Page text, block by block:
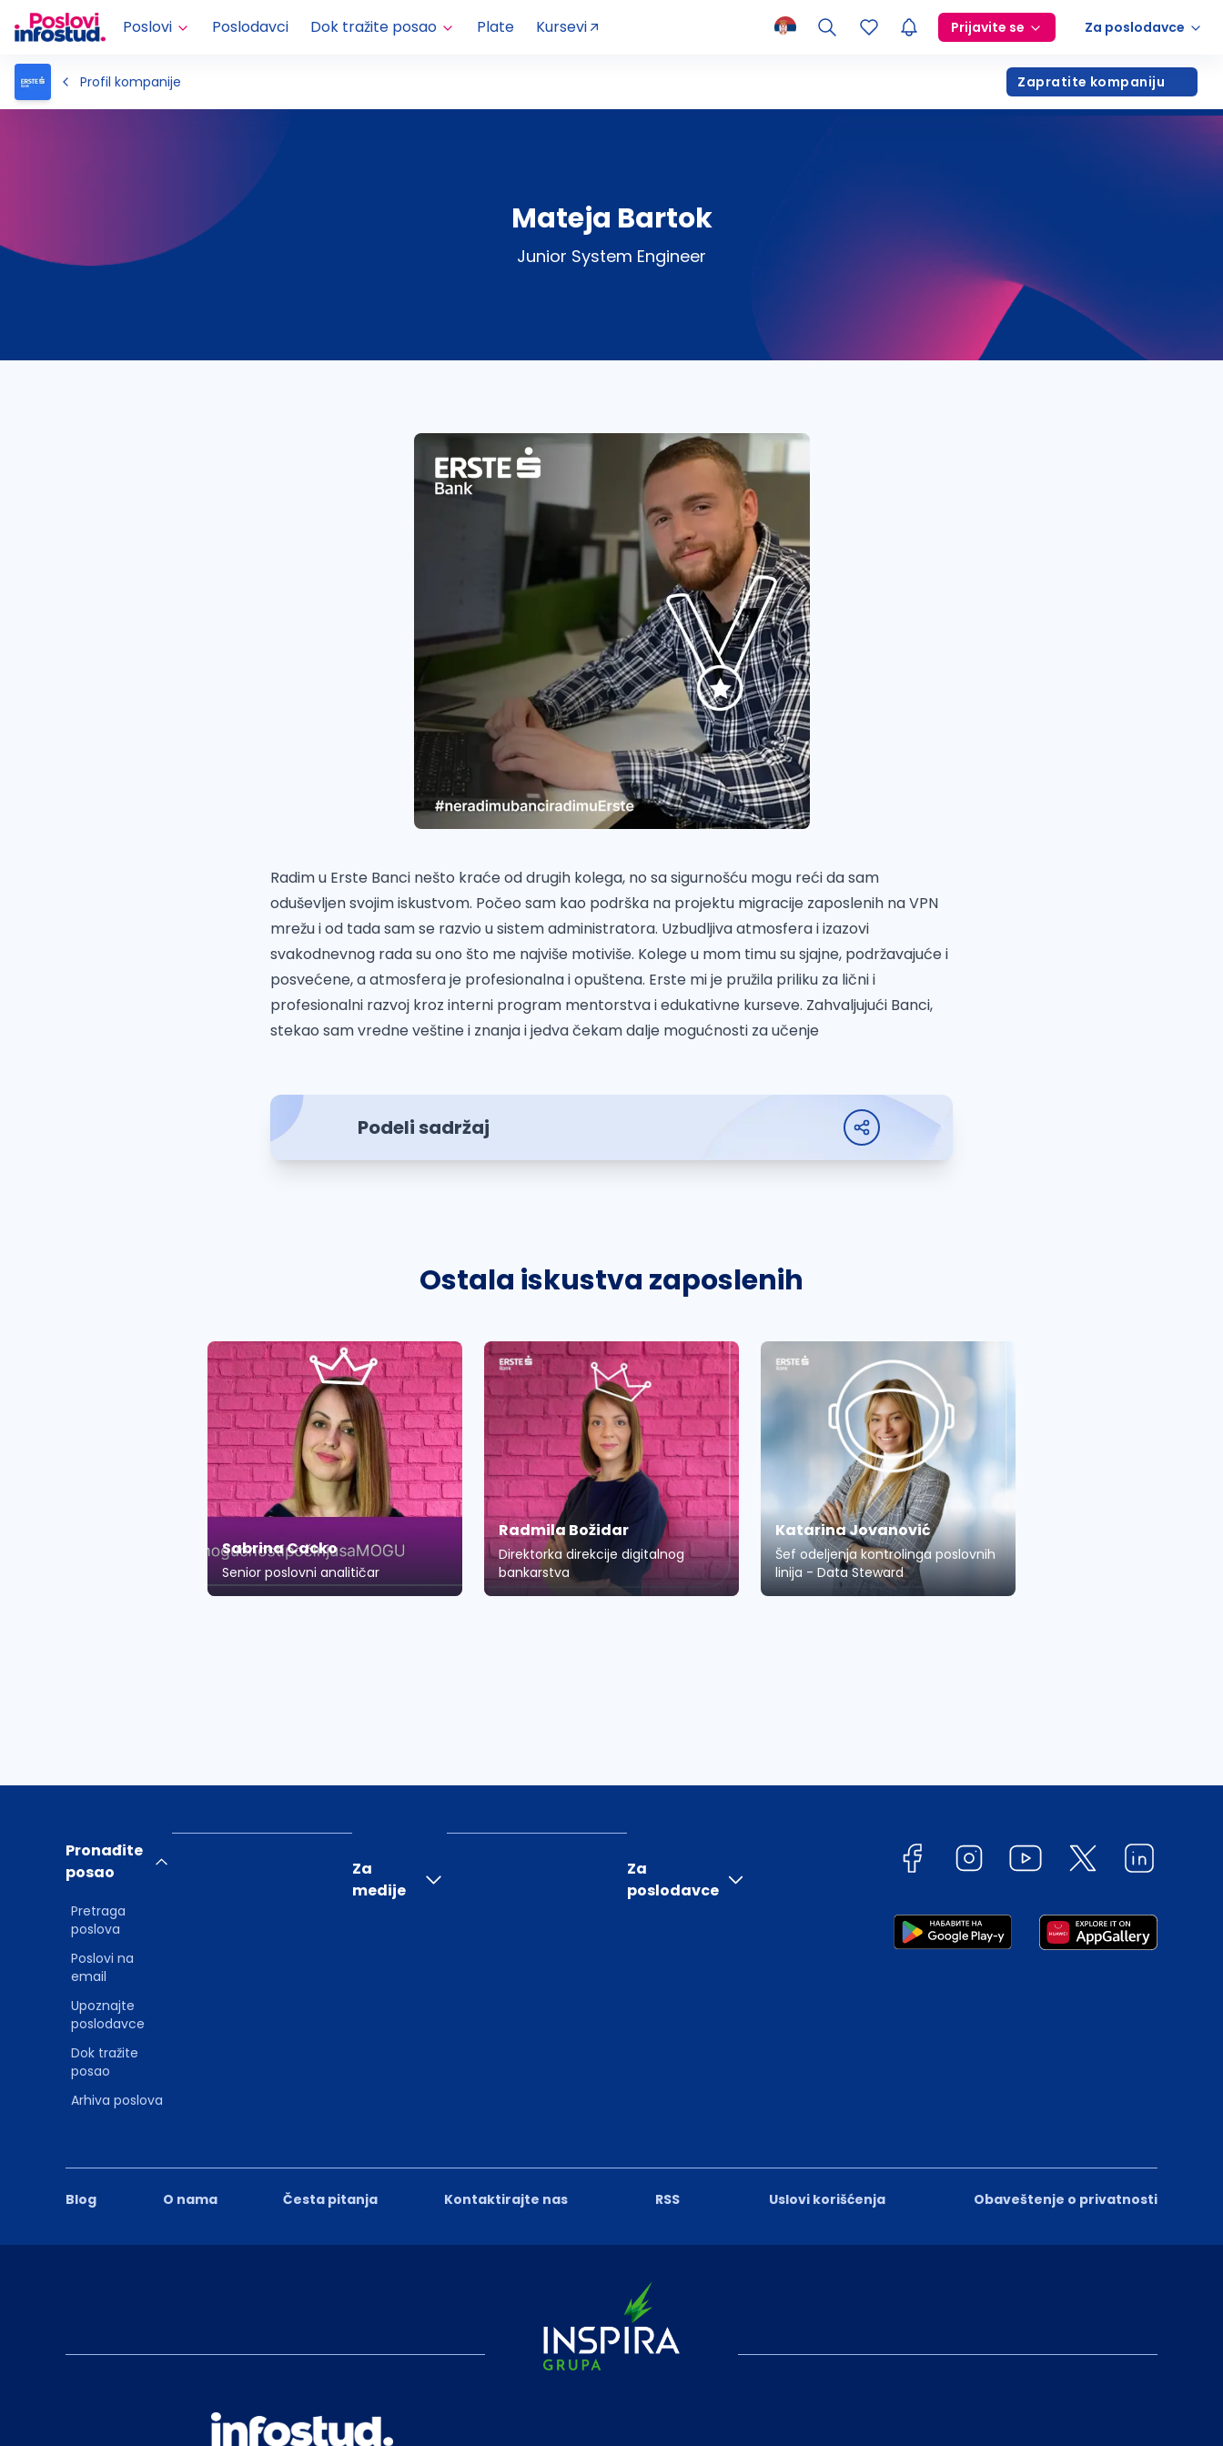
Poslovi Poslodavci Dok tražite posao Plate Kursevi Prijavite se Za poslodavce
Profil kompanije Zapratite kompaniju
Mateja Bartok
Junior System Engineer
Radim u Erste Banci nešto kraće od drugih kolega, no sa sigurnošću mogu reći da sam
oduševljen svojim iskustvom. Počeo sam kao podrška na projektu migracije zaposlenih na VPN
mrežu i od tada sam se razvio u sistem administratora. Uzbudljiva atmosfera i izazovi
svakodnevnog rada su ono što me najviše motiviše. Kolege u mom timu su sjajne, podržavajuće i
posvećene, a atmosfera je profesionalna i opuštena. Erste mi je pružila priliku za lični i
profesionalni razvoj kroz interni program mentorstva i edukativne kurseve. Zahvaljujući Banci,
stekao sam vredne veštine i znanja i jedva čekam dalje mogućnosti za učenje
Podeli sadržaj
Ostala iskustva zaposlenih
Sabrina Cacko
Senior poslovni analitičar
Radmila Božidar
Direktorka direkcije digitalnog
bankarstva
Katarina Jovanović
Šef odeljenja kontrolinga poslovnih
linija - Data Steward
Blog O nama Česta pitanja Kontaktirajte nas RSS Uslovi korišćenja Obaveštenje o privatnosti
Pronađite
posao
Pretraga
poslova
Poslovi na
email
Upoznajte
poslodavce
Dok tražite
posao
Arhiva poslova
Za
medije
Za
poslodavce